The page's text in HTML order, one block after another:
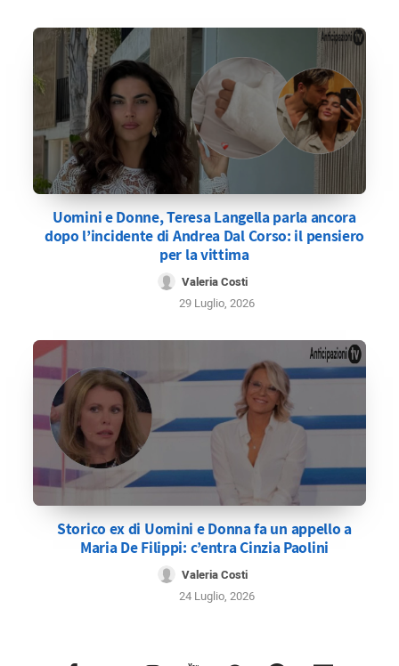
Uomini e Donne, Teresa Langella parla ancora
dopo l’incidente di Andrea Dal Corso: il pensiero
per la vittima
Valeria Costi
29 Luglio, 2026
Storico ex di Uomini e Donna fa un appello a
Maria De Filippi: c’entra Cinzia Paolini
Valeria Costi
24 Luglio, 2026